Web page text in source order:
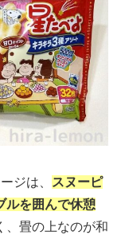
ジは、
スヌーピ
ルを囲んで休憩
、畳の上なのが和